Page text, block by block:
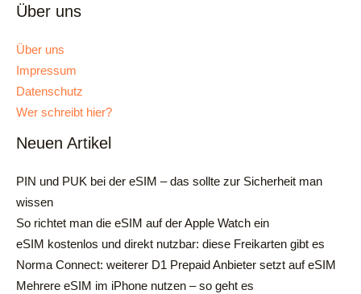
Über uns
Über uns
Impressum
Datenschutz
Wer schreibt hier?
Neuen Artikel
PIN und PUK bei der eSIM – das sollte zur Sicherheit man
wissen
So richtet man die eSIM auf der Apple Watch ein
eSIM kostenlos und direkt nutzbar: diese Freikarten gibt es
Norma Connect: weiterer D1 Prepaid Anbieter setzt auf eSIM
Mehrere eSIM im iPhone nutzen – so geht es